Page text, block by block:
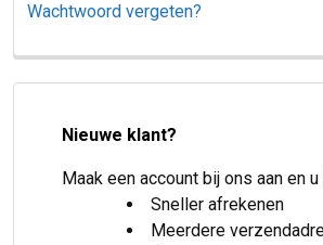
Wachtwoord vergeten?
Nieuwe klant?
Maak een account bij ons aan en u
Sneller afrekenen
Meerdere